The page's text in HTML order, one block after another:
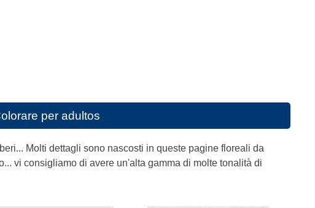
per adultos
Molti dettagli sono nascosti in queste pagine floreali da
vi consigliamo di avere un'alta gamma di molte tonalità di